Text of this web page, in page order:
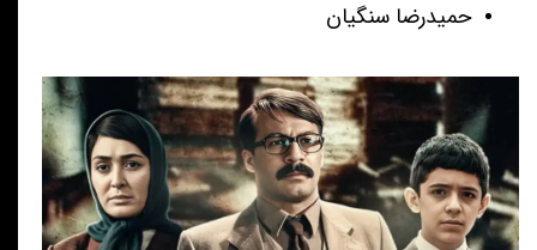
حمیدرضا سنگیان